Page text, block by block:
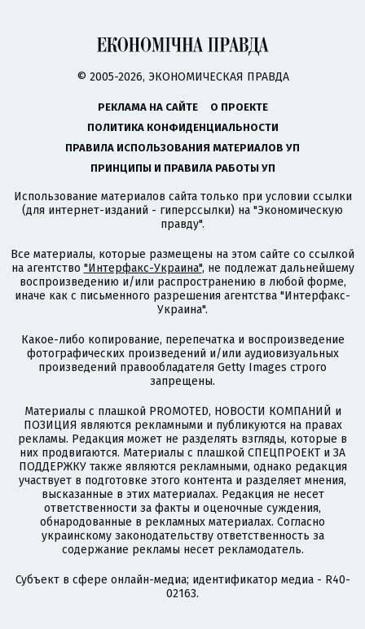
© 2005-2026, ЭКОНОМИЧЕСКАЯ ПРАВДА
РЕКЛАМА НА САЙТЕ
О ПРОЕКТЕ
ПОЛИТИКА КОНФИДЕНЦИАЛЬНОСТИ
ПРАВИЛА ИСПОЛЬЗОВАНИЯ МАТЕРИАЛОВ УП
ПРИНЦИПЫ И ПРАВИЛА РАБОТЫ УП
Использование материалов сайта только при условии ссылки
(для интернет-изданий - гиперссылки) на "Экономическую
правду".
Все материалы, которые размещены на этом сайте со ссылкой
на агентство "Интерфакс-Украина", не подлежат дальнейшему
воспроизведению и/или распространению в любой форме,
иначе как с письменного разрешения агентства "Интерфакс-
Украина".
Какое-либо копирование, перепечатка и воспроизведение
фотографических произведений и/или аудиовизуальных
произведений правообладателя Getty Images строго
запрещены.
Материалы с плашкой PROMOTED, НОВОСТИ КОМПАНИЙ и
ПОЗИЦИЯ являются рекламными и публикуются на правах
рекламы. Редакция может не разделять взгляды, которые в
них продвигаются. Материалы с плашкой СПЕЦПРОЕКТ и ЗА
ПОДДЕРЖКУ также являются рекламными, однако редакция
участвует в подготовке этого контента и разделяет мнения,
высказанные в этих материалах. Редакция не несет
ответственности за факты и оценочные суждения,
обнародованные в рекламных материалах. Согласно
украинскому законодательству ответственность за
содержание рекламы несет рекламодатель.
Субъект в сфере онлайн-медиа; идентификатор медиа - R40-
02163.